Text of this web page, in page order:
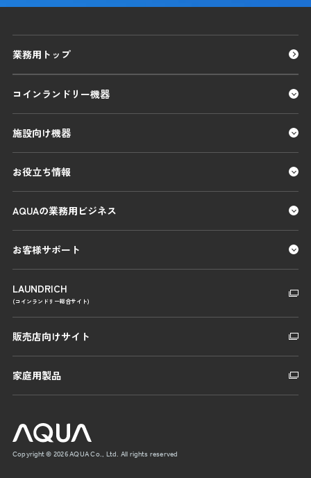
業務用トップ
コインランドリー機器
施設向け機器
お役立ち情報
AQUAの業務用ビジネス
お客様サポート
LAUNDRICH
(コインランドリー総合サイト)
販売店向けサイト
家庭用製品
Copyright © 2026 AQUA Co., Ltd. All rights reserved